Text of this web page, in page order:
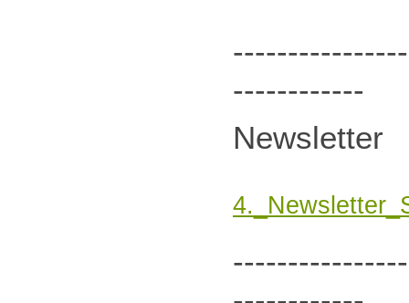
------------
Newsletter